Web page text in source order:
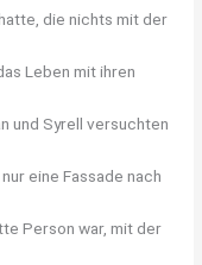
die nichts mit der
Leben mit ihren
und Syrell versuchten
eine Fassade nach
Person war, mit der